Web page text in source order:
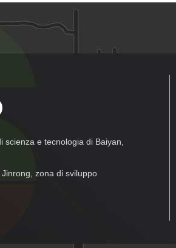
scienza e tecnologia di Baiyan,
zona di sviluppo